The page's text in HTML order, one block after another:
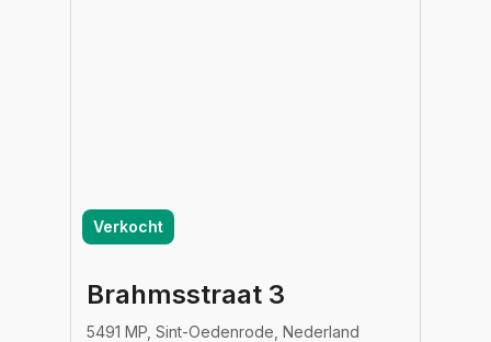
Verkocht
Brahmsstraat 3
5491 MP, Sint-Oedenrode, Nederland